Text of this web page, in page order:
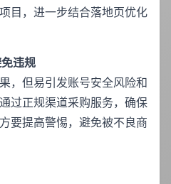
目，进一步结合落地页优化
违规
，但易引发账号安全风险和
过正规渠道采购服务，确保
要提高警惕，避免被不良商